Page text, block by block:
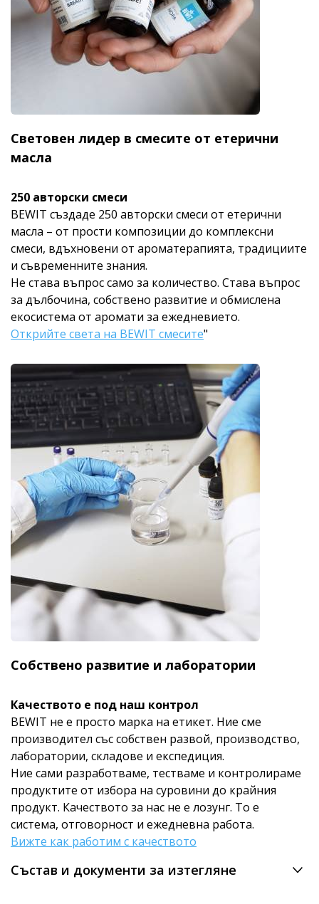
Световен лидер в смесите от етерични
масла
250 авторски смеси
BEWIT създаде 250 авторски смеси от етерични
масла – от прости композиции до комплексни
смеси, вдъхновени от ароматерапията, традициите
и съвременните знания.
Не става въпрос само за количество. Става въпрос
за дълбочина, собствено развитие и обмислена
екосистема от аромати за ежедневието.
Открийте света на BEWIT смесите"
Собствено развитие и лаборатории
Качеството е под наш контрол
BEWIT не е просто марка на етикет. Ние сме
производител със собствен развой, производство,
лаборатории, складове и експедиция.
Ние сами разработваме, тестваме и контролираме
продуктите от избора на суровини до крайния
продукт. Качеството за нас не е лозунг. То е
система, отговорност и ежедневна работа.
Вижте как работим с качеството
Състав и документи за изтегляне